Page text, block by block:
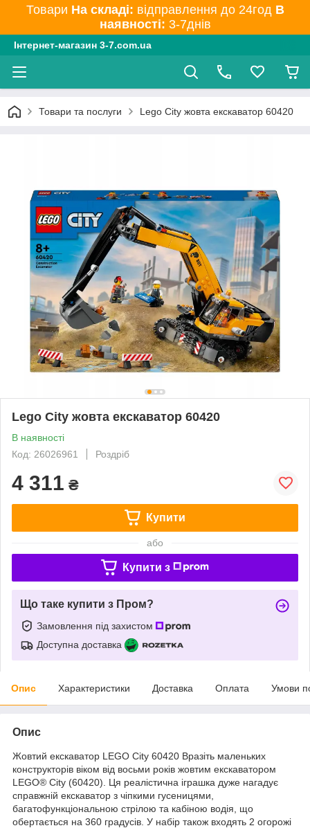
Товари На складі: відправлення до 24год В
наявності: 3-7днів
Інтернет-магазин 3-7.com.ua
Товари та послуги Lego City жовта екскаватор 60420
Lego City жовта екскаватор 60420
В наявності
Код: 26026961
Роздріб
4 311 ₴
Купити
або
Купити з
Що таке купити з Пром?
Замовлення під захистом
Доступна доставка
Опис Характеристики Доставка Оплата Умови
Опис
Жовтий екскаватор LEGO City 60420 Вразіть маленьких
конструкторів віком від восьми років жовтим екскаватором
LEGO® City (60420). Ця реалістична іграшка дуже нагадує
справжній екскаватор з чіпкими гусеницями,
багатофункціональною стрілою та кабіною водія, що
обертається на 360 градусів. У набір також входять 2 огорожі